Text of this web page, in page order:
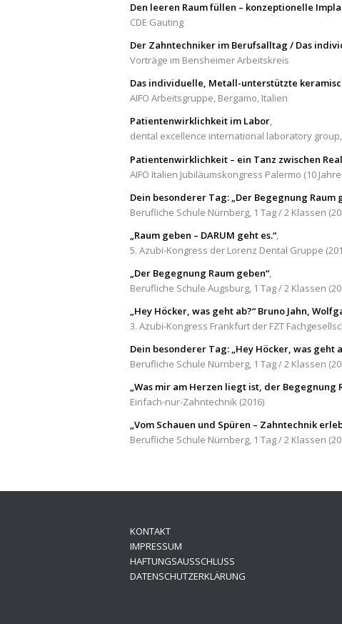
Den leeren Raum füllen – konzeptionelle
CDE Gauting
Der Zahntechniker im Berufsalltag / Das
Vorträge im Bensheimer Arbeitskreis
Das individuelle, Metall-unterstützte
AIFO Arbeitsgruppe, Bergamo, Italien
Patientenwirklichkeit im Labor,
dental excellence international laboratory
Patientenwirklichkeit – ein Tanz zwischen
AIFO Italien Jubiläumskongress Palermo (10 Jahre
Dein besonderer Tag: „Der Begegnung Raum
Berufliche Schule Nürnberg, 1 Tag / 2 Klassen
„Raum geben – DARUM geht es.“,
5. Azubi-Kongress der Lorenz Dental Gruppe
„Der Begegnung Raum geben“,
Berufliche Schule Augsburg, 1 Tag / 2 Klassen
„Hey Höcker, was geht ab?“ Bruno Jahn,
3. Azubi-Kongress Frankfurt der FZT
Dein besonderer Tag: „Hey Höcker, was geht
Berufliche Schule Nürnberg, 1 Tag / 2 Klassen
„Was mir am Herzen liegt ist, der Begegnung
Einfach-nur-Zahntechnik (2016)
„Vom Schauen und Spüren – Zahntechnik
Berufliche Schule Nürnberg, 1 Tag / 2 Klassen
KONTAKT
IMPRESSUM
HAFTUNGSAUSSCHLUSS
DATENSCHUTZERKLÄRUNG